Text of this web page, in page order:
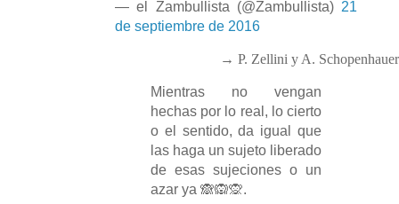
— el Zambullista (@Zambullista) 21
de septiembre de 2016
→ P. Zellini y A.
Mientras no vengan
hechas por lo real, lo cierto
o el sentido, da igual que
las haga un sujeto liberado
de esas sujeciones o un
azar ya 🙈🙉🙊.